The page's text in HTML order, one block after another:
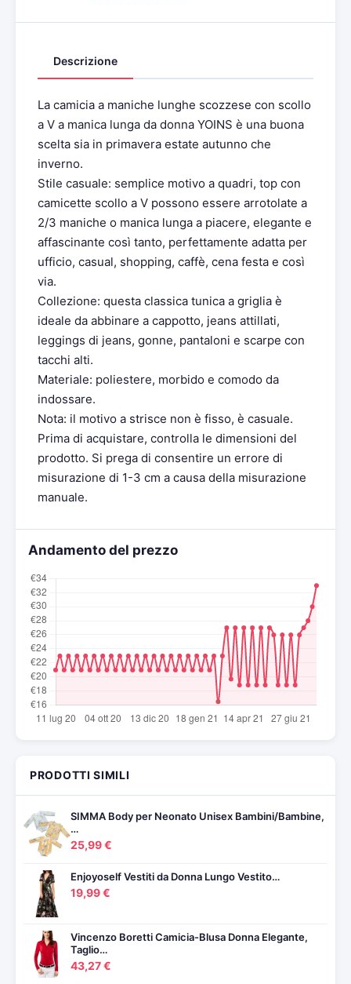
Descrizione
La camicia a maniche lunghe scozzese con scollo
a V a manica lunga da donna YOINS è una buona
scelta sia in primavera estate autunno che
inverno.
Stile casuale: semplice motivo a quadri, top con
camicette scollo a V possono essere arrotolate a
2/3 maniche o manica lunga a piacere, elegante e
affascinante così tanto, perfettamente adatta per
ufficio, casual, shopping, caffè, cena festa e così
via.
Collezione: questa classica tunica a griglia è
ideale da abbinare a cappotto, jeans attillati,
leggings di jeans, gonne, pantaloni e scarpe con
tacchi alti.
Materiale: poliestere, morbido e comodo da
indossare.
Nota: il motivo a strisce non è fisso, è casuale.
Prima di acquistare, controlla le dimensioni del
prodotto. Si prega di consentire un errore di
misurazione di 1-3 cm a causa della misurazione
manuale.
Andamento del prezzo
PRODOTTI SIMILI
SIMMA Body per Neonato Unisex Bambini/Bambine,
…
25,99 €
Enjoyoself Vestiti da Donna Lungo Vestito…
19,99 €
Vincenzo Boretti Camicia-Blusa Donna Elegante,
Taglio…
43,27 €